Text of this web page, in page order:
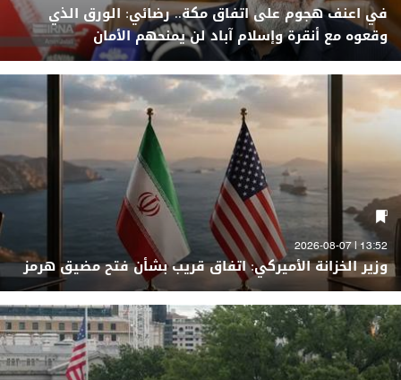
في اعنف هجوم على اتفاق مكة.. رضائي: الورق الذي
وقعوه مع أنقرة وإسلام آباد لن يمنحهم الأمان
13:52 | 2026-08-07
وزير الخزانة الأميركي: اتفاق قريب بشأن فتح مضيق هرمز